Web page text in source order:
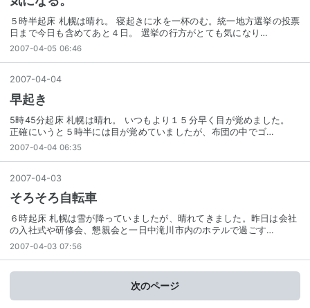
５時半起床 札幌は晴れ。 寝起きに水を一杯のむ。統一地方選挙の投票
日まで今日も含めてあと４日。 選挙の行方がとても気になり…
2007-04-05 06:46
2007-04-04
早起き
5時45分起床 札幌は晴れ。 いつもより１５分早く目が覚めました。
正確にいうと５時半には目が覚めていましたが、布団の中でゴ…
2007-04-04 06:35
2007-04-03
そろそろ自転車
６時起床 札幌は雪が降っていましたが、晴れてきました。昨日は会社
の入社式や研修会、懇親会と一日中滝川市内のホテルで過ごす…
2007-04-03 07:56
次のページ